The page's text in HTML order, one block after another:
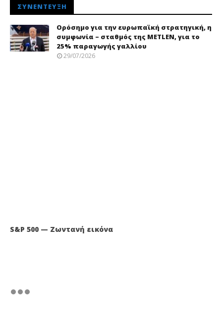
ΣΥΝΈΝΤΕΥΞΗ
Ορόσημο για την ευρωπαϊκή στρατηγική, η
συμφωνία – σταθμός της METLEN, για το
25% παραγωγής γαλλίου
29/07/2026
S&P 500 — Ζωντανή εικόνα